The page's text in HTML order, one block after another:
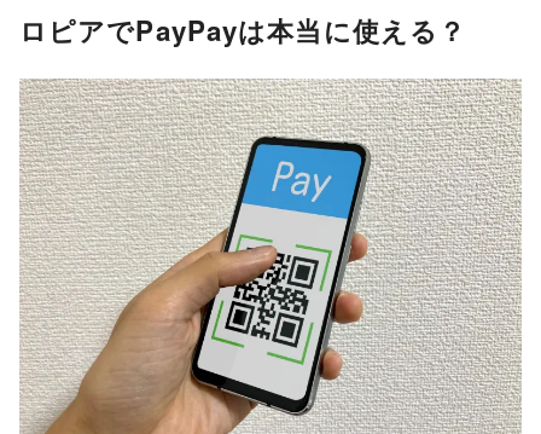
ロピアでPayPayは本当に使える？